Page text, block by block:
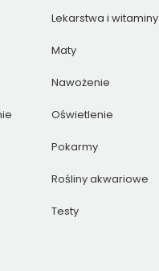
Lekarstwa i witaminy
Maty
Nawożenie
Oświetlenie
Pokarmy
Rośliny akwariowe
Testy